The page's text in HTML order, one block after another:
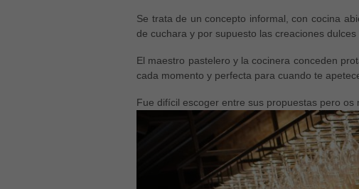
Se trata de un concepto informal, con cocina
de cuchara y por supuesto las creaciones dulces
El maestro pastelero y la cocinera conceden
cada momento y perfecta para cuando te
Fue difícil escoger entre sus propuestas pero os